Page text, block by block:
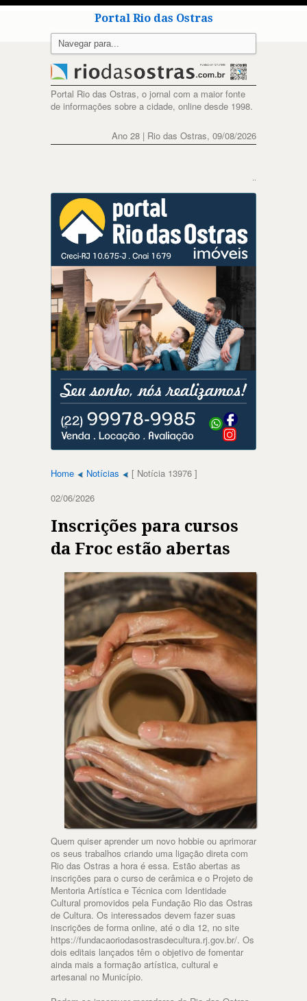
Portal Rio das Ostras
Portal Rio das Ostras, o jornal com a maior fonte
de informações sobre a cidade, online desde 1998.
Ano 28 | Rio das Ostras, 09/08/2026
..
Home Notícias
[ Notícia 13976 ]
02/06/2026
Inscrições para cursos
da Froc estão abertas
Quem quiser aprender um novo hobbie ou aprimorar
os seus trabalhos criando uma ligação direta com
Rio das Ostras a hora é essa. Estão abertas as
inscrições para o curso de cerâmica e o Projeto de
Mentoria Artística e Técnica com Identidade
Cultural promovidos pela Fundação Rio das Ostras
de Cultura. Os interessados devem fazer suas
inscrições de forma online, até o dia 12, no site
https://fundacaoriodasostrasdecultura.rj.gov.br/. Os
dois editais lançados têm o objetivo de fomentar
ainda mais a formação artística, cultural e
artesanal no Município.